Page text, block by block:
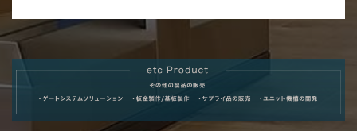
2024/05/08
横浜エアキャビンにセキュリティー
ゲート「ＡＬＰＨＡ. ２」が導入され
ました。